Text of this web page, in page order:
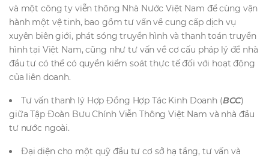
và một công ty viễn thông Nhà Nước Việt Nam để cùng vận
hành một vệ tinh, bao gồm tư vấn về cung cấp dịch vụ
xuyên biên giới, phát sóng truyền hình và thanh toán truyền
hình tại Việt Nam, cũng như tư vấn về cơ cấu pháp lý để nhà
đầu tư có thể có quyền kiểm soát thực tế đối với hoạt động
của liên doanh.
Tư vấn thanh lý Hợp Đồng Hợp Tác Kinh Doanh (BCC)
giữa Tập Đoàn Bưu Chính Viễn Thông Việt Nam và nhà đầu
tư nước ngoài.
Đại diện cho một quỹ đầu tư cơ sở hạ tầng, tư vấn và